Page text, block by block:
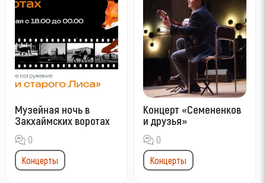
Музейная ночь в
Закхаймских воротах
0
Концерты
Концерт «Семененков
и друзья»
0
Концерты